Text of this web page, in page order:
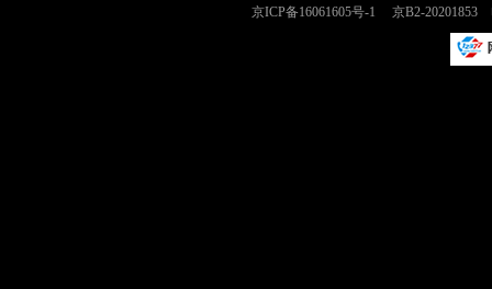
京ICP备16061605号-1
京B2-20201853